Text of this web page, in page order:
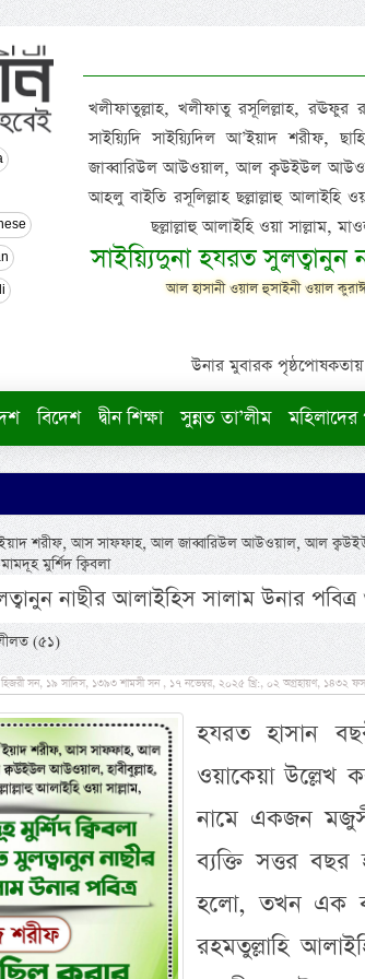
খলীফাতুল্লাহ, খলীফাতু রসূলিল্লাহ, রঊফুর
সাইয়্যিদি সাইয়্যিদিল আ’ইয়াদ শরীফ,
জাব্বারিউল আউওয়াল, আল ক্বউইউল
আহলু বাইতি রসূলিল্লাহ ছল্লাল্লাহু আলাইহি ওয়া
ছল্লাল্লাহু আলাইহি ওয়া সাল্লাম,
সাইয়্যিদুনা হযরত সুলত্বানুন
আল হাসানী ওয়াল হুসাইনী ওয়াল
উনার মুবারক পৃষ্ঠপোষকতায়
বিদেশ দ্বীন শিক্ষা সুন্নত তা’লীম মহিলাদের
শরীফ, আস সাফফাহ, আল জাব্বারিউল আউওয়াল, আল
মুর্শিদ ক্বিবলা
নাছীর আলাইহিস সালাম উনার
(৫১)
সন, ১৯ সাদিস, ১৩৯৩ শামসী সন , ১৭ নভেম্বর, ২০২৫ খ্রি:, ০২ অগ্রহায়ণ, ১৪৩২
হযরত হাসান
ওয়াকেয়া উল্লেখ
নামে একজন
ব্যক্তি সত্তর
হলো, তখন এক
রহমতুল্লাহি